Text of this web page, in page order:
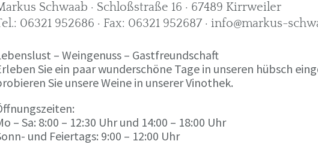
Schwaab · Schloßstraße 16 · 67489 Kirrweiler
06321 952686 · Fax: 06321 952687 · info@markus-
– Weingenuss – Gastfreundschaft
Sie ein paar wunderschöne Tage in unseren hübsch
Sie unsere Weine in unserer Vinothek.
– Sa: 8:00 – 12:30 Uhr und 14:00 – 18:00 Uhr
und Feiertags: 9:00 – 12:00 Uhr